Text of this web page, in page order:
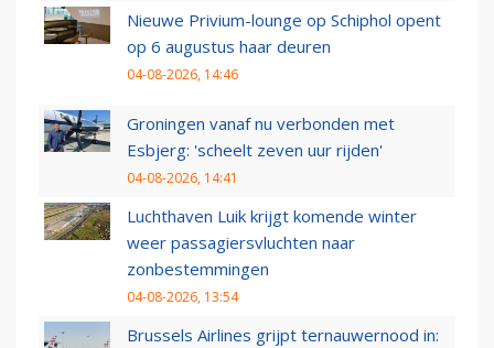
Nieuwe Privium-lounge op Schiphol opent
op 6 augustus haar deuren
04-08-2026, 14:46
Groningen vanaf nu verbonden met
Esbjerg: 'scheelt zeven uur rijden'
04-08-2026, 14:41
Luchthaven Luik krijgt komende winter
weer passagiersvluchten naar
zonbestemmingen
04-08-2026, 13:54
Brussels Airlines grijpt ternauwernood in: